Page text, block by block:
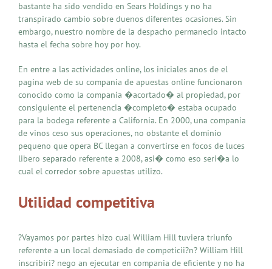
bastante ha sido vendido en Sears Holdings y no ha
transpirado cambio sobre duenos diferentes ocasiones. Sin
embargo, nuestro nombre de la despacho permanecio intacto
hasta el fecha sobre hoy por hoy.
En entre a las actividades online, los iniciales anos de el
pagina web de su compania de apuestas online funcionaron
conocido como la compania �acortado� al propiedad, por
consiguiente el pertenencia �completo� estaba ocupado
para la bodega referente a California. En 2000, una compania
de vinos ceso sus operaciones, no obstante el dominio
pequeno que opera BC llegan a convertirse en focos de luces
libero separado referente a 2008, asi� como eso seri�a lo
cual el corredor sobre apuestas utilizo.
Utilidad competitiva
?Vayamos por partes hizo cual William Hill tuviera triunfo
referente a un local demasiado de competicii?n? William Hill
inscribiri? nego an ejecutar en compania de eficiente y no ha